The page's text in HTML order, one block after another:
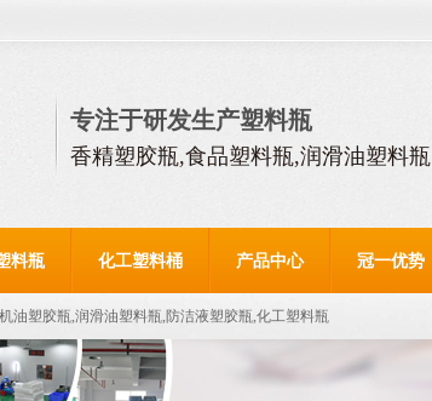
专注于研发生产塑料瓶
香精塑胶瓶,食品塑料瓶,润滑油塑料瓶
料瓶 化工塑料桶 产品中心 冠一优势
油塑胶瓶,润滑油塑料瓶,防洁液塑胶瓶,化工塑料瓶